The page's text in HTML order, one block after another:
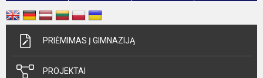
PRIĖMIMAS Į GIMNAZIJĄ
PROJEKTAI